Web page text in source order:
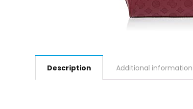
Description Additional information